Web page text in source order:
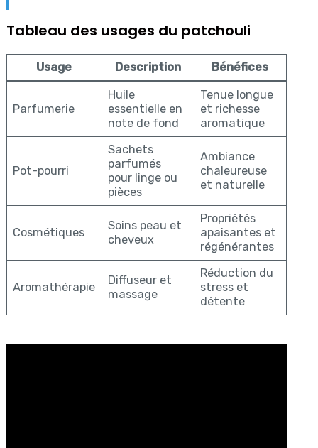
Tableau des usages du patchouli
Usage Description Bénéfices
Parfumerie
Huile
essentielle en
note de fond
Tenue longue
et richesse
aromatique
Pot-pourri
Sachets
parfumés
pour linge ou
pièces
Ambiance
chaleureuse
et naturelle
Cosmétiques
Soins peau et
cheveux
Propriétés
apaisantes et
régénérantes
Aromathérapie
Diffuseur et
massage
Réduction du
stress et
détente